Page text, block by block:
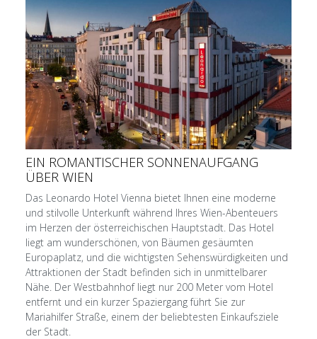
EIN ROMANTISCHER SONNENAUFGANG
ÜBER WIEN
Das Leonardo Hotel Vienna bietet Ihnen eine moderne
und stilvolle Unterkunft während Ihres Wien-Abenteuers
im Herzen der österreichischen Hauptstadt. Das Hotel
liegt am wunderschönen, von Bäumen gesäumten
Europaplatz, und die wichtigsten Sehenswürdigkeiten und
Attraktionen der Stadt befinden sich in unmittelbarer
Nähe. Der Westbahnhof liegt nur 200 Meter vom Hotel
entfernt und ein kurzer Spaziergang führt Sie zur
Mariahilfer Straße, einem der beliebtesten Einkaufsziele
der Stadt.